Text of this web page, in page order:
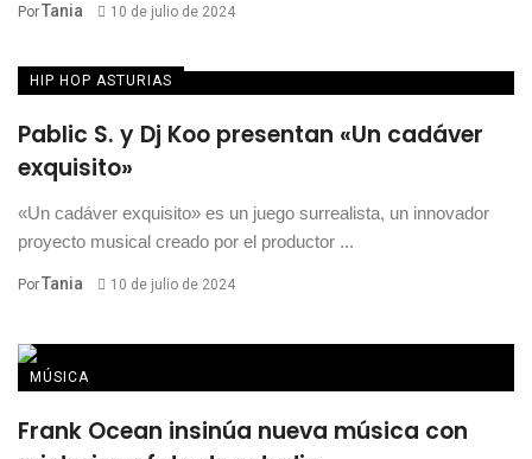
PorTania 10 de julio de 2024
HIP HOP ASTURIAS
Pablic S. y Dj Koo presentan «Un cadáver
exquisito»
«Un cadáver exquisito» es un juego surrealista, un innovador
proyecto musical creado por el productor ...
PorTania 10 de julio de 2024
MÚSICA
Frank Ocean insinúa nueva música con